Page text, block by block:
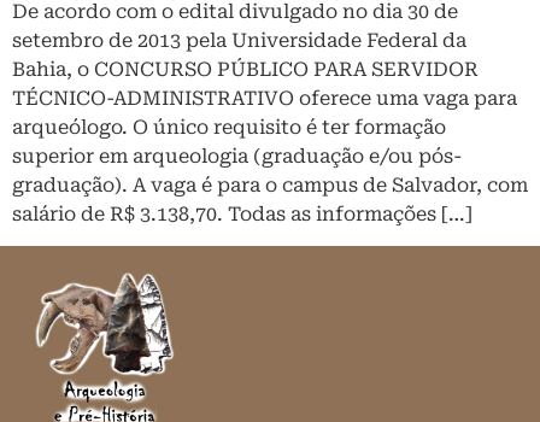
De acordo com o edital divulgado no dia 30 de
setembro de 2013 pela Universidade Federal da
Bahia, o CONCURSO PÚBLICO PARA SERVIDOR
TÉCNICO-ADMINISTRATIVO oferece uma vaga para
arqueólogo. O único requisito é ter formação
superior em arqueologia (graduação e/ou pós-
graduação). A vaga é para o campus de Salvador, com
salário de R$ 3.138,70. Todas as informações […]